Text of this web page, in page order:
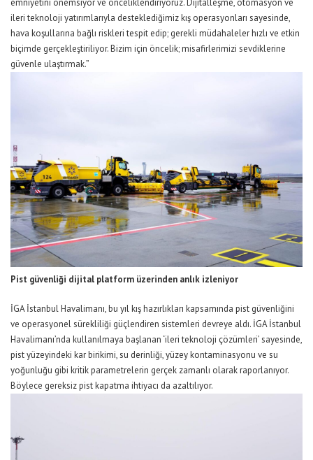
emniyetini önemsiyor ve önceliklendiriyoruz. Dijitalleşme, otomasyon ve
ileri teknoloji yatırımlarıyla desteklediğimiz kış operasyonları sayesinde,
hava koşullarına bağlı riskleritespit edip; gerekli müdahaleler hızlı ve etkin
biçimde gerçekleştiriliyor. Bizim için öncelik;misafirlerimizi sevdiklerine
güvenle ulaştırmak.”
Pist güvenliği dijital platform üzerinden anlık izleniyor
İGA İstanbul Havalimanı, bu yıl kış hazırlıkları kapsamında pist güvenliğini
ve operasyonel sürekliliği güçlendiren sistemleri devreye aldı. İGA İstanbul
Havalimanı’nda kullanılmaya başlanan ‘ileri teknoloji çözümleri’sayesinde,
pist yüzeyindeki kar birikimi, su derinliği, yüzey kontaminasyonu ve su
yoğunluğu gibi kritik parametrelerin gerçek zamanlı olarak raporlanıyor.
Böylece gereksiz pist kapatma ihtiyacı da azaltılıyor.